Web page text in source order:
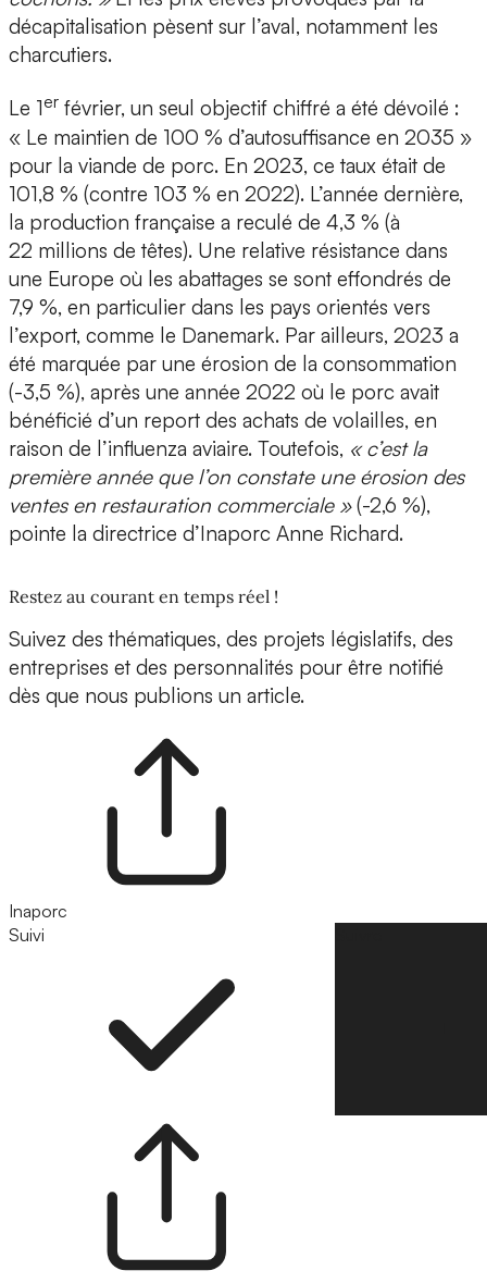
décapitalisation pèsent sur l’aval, notamment les
charcutiers.
Le 1er février, un seul objectif chiffré a été dévoilé :
« Le maintien de 100 % d’autosuffisance en 2035 »
pour la viande de porc. En 2023, ce taux était de
101,8 % (contre 103 % en 2022). L’année dernière,
la production française a reculé de 4,3 % (à
22 millions de têtes). Une relative résistance dans
une Europe où les abattages se sont effondrés de
7,9 %, en particulier dans les pays orientés vers
l’export, comme le Danemark. Par ailleurs, 2023 a
été marquée par une érosion de la consommation
(-3,5 %), après une année 2022 où le porc avait
bénéficié d’un report des achats de volailles, en
raison de l’influenza aviaire. Toutefois, « c’est la
première année que l’on constate une érosion des
ventes en restauration commerciale »(-2,6 %),
pointe la directrice d’Inaporc Anne Richard.
Restez au courant en temps réel !
Suivez des thématiques, des projets législatifs, des
entreprises et des personnalités pour être notifié
dès que nous publions un article.
Inaporc
Suivi